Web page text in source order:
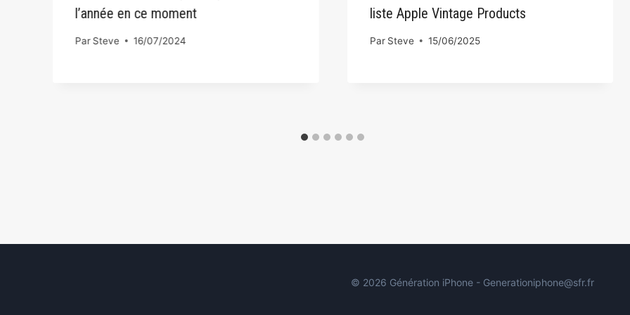
l’année en ce moment
ParSteve 16/07/2024
liste Apple Vintage Products
Par Steve 15/06/2025
© 2026 Génération iPhone - Generationiphone@sfr.fr